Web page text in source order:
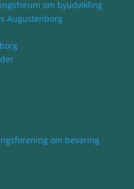
om byudvikling
Augustenborg
om bevaring